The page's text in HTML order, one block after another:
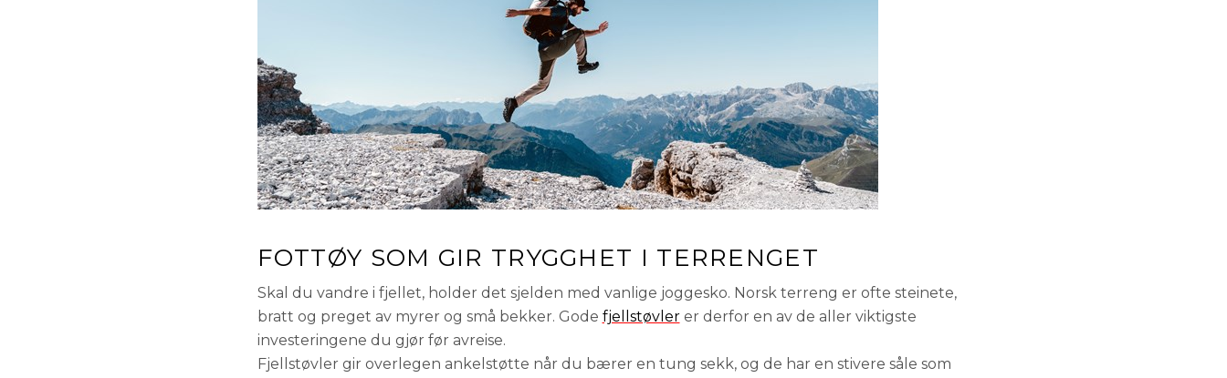
FOTTØY SOM GIR TRYGGHET I TERRENGET
Skal du vandre i fjellet, holder det sjelden med vanlige joggesko. Norsk terreng er ofte steinete,
bratt og preget av myrer og små bekker. Gode fjellstøvlerer derfor en av de aller viktigste
investeringene du gjør før avreise.
Fjellstøvler gir overlegen ankelstøtte når du bærer en tung sekk, og de har en stivere såle som